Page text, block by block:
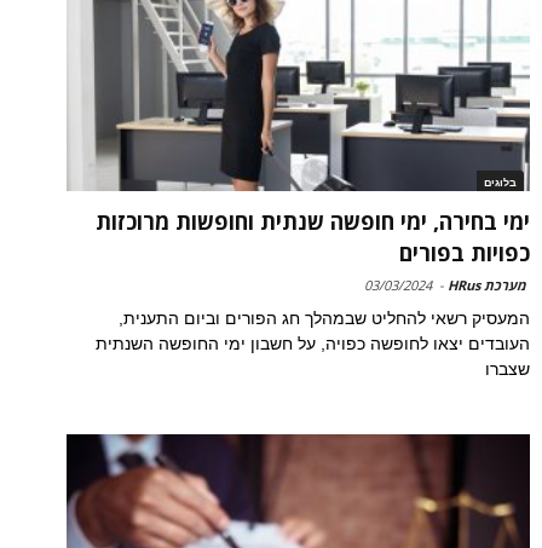
בלוגים
ימי בחירה, ימי חופשה שנתית וחופשות מרוכזות
כפויות בפורים
מערכת HRus -
03/03/2024
המעסיק רשאי להחליט שבמהלך חג הפורים וביום התענית,
העובדים יצאו לחופשה כפויה, על חשבון ימי החופשה השנתית
שצברו